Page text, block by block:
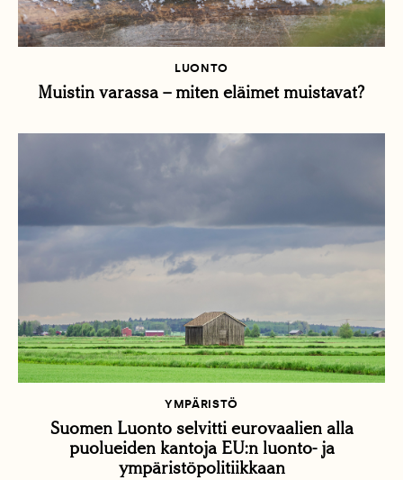
LUONTO
Muistin varassa – miten eläimet muistavat?
YMPÄRISTÖ
Suomen Luonto selvitti eurovaalien alla
puolueiden kantoja EU:n luonto- ja
ympäristöpolitiikkaan